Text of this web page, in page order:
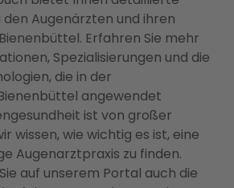
Augenärzten und ihren
Erfahren Sie mehr
Spezialisierungen und die
die in der
angewendet
ist von großer
wissen, wie wichtig es ist, eine
Augenarztpraxis zu finden.
auf unserem Portal auch die